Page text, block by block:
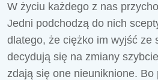
W życiu każdego z nas
Jedni podchodzą do nich
dlatego, że ciężko im wyjść ze
decydują się na zmiany
zdają się one nieuniknione.